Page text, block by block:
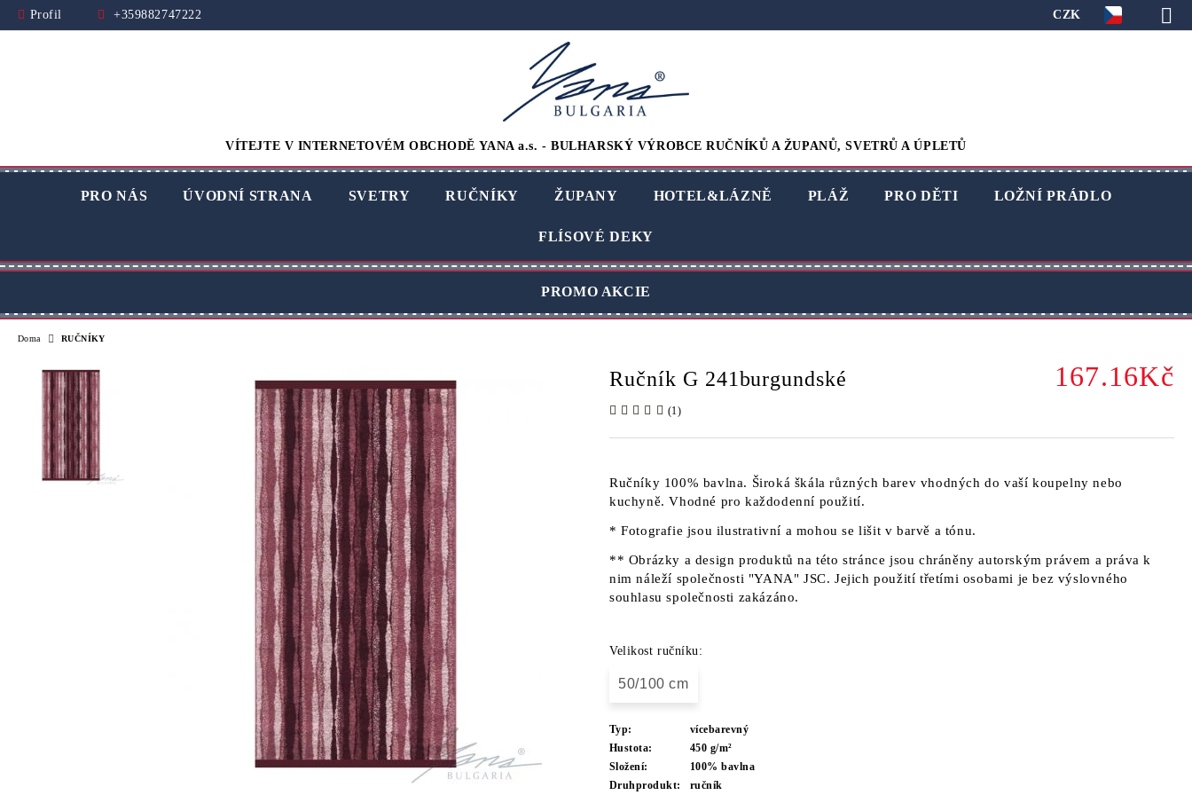
Profil +359882747222 CZK
VÍTEJTE V INTERNETOVÉM OBCHODĚ YANA a.s. - BULHARSKÝ VÝROBCE RUČNÍKŮ A ŽUPANŮ, SVETRŮ A ÚPLETŮ
PRO NÁS ÚVODNÍ STRANA SVETRY RUČNÍKY ŽUPANY HOTEL&LÁZNĚ PLÁŽ PRO DĚTI LOŽNÍ PRÁDLO
FLÍSOVÉ DEKY
PROMO AKCIE
Doma RUČNÍKY
Ručník G 241burgundské 167.16Kč
(1)
Ručníky 100% bavlna. Široká škála různých barev vhodných do vaší koupelny nebo
kuchyně. Vhodné pro každodenní použití.
* Fotografie jsou ilustrativní a mohou se lišit v barvě a tónu.
** Obrázky a design produktů na této stránce jsou chráněny autorským právem a práva k
nim náleží společnosti "YANA" JSC. Jejich použití třetími osobami je bez výslovného
souhlasu společnosti zakázáno.
Velikost ručníku:
50/100 cm
Typ:
vícebarevný
Hustota:
450 g/m²
Složení:
100% bavlna
Druhprodukt:
ručník